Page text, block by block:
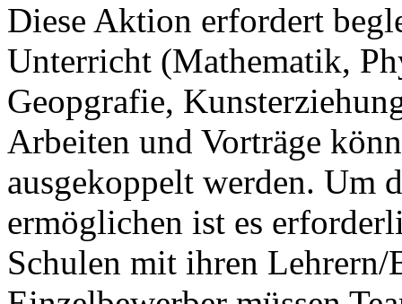
Diese Aktion erfordert
Unterricht (Mathematik,
Geopgrafie,
Arbeiten und Vorträge
ausgekoppelt werden. Um
ermöglichen ist es
Schulen mit ihren Lehrern/